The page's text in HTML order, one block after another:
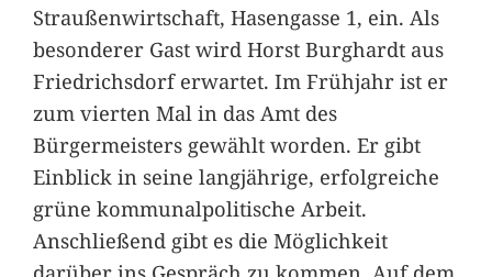
Straußenwirtschaft, Hasengasse 1, ein. Als
besonderer Gast wird Horst Burghardt aus
Friedrichsdorf erwartet. Im Frühjahr ist er
zum vierten Mal in das Amt des
Bürgermeisters gewählt worden. Er gibt
Einblick in seine langjährige, erfolgreiche
grüne kommunalpolitische Arbeit.
Anschließend gibt es die Möglichkeit